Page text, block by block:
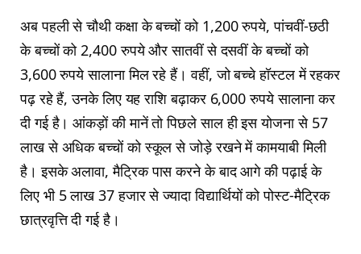
अब पहली से चौथी कक्षा के बच्चों को 1,200 रुपये, पांचवीं-छठी
के बच्चों को 2,400 रुपये और सातवीं से दसवीं के बच्चों को
3,600 रुपये सालाना मिल रहे हैं। वहीं, जो बच्चे हॉस्टल में रहकर
पढ़ रहे हैं, उनके लिए यह राशि बढ़ाकर 6,000 रुपये सालाना कर
दी गई है। आंकड़ों की मानें तो पिछले साल ही इस योजना से 57
लाख से अधिक बच्चों को स्कूल से जोड़े रखने में कामयाबी मिली
है। इसके अलावा, मैट्रिक पास करने के बाद आगे की पढ़ाई के
लिए भी 5 लाख 37 हजार से ज्यादा विद्यार्थियों को पोस्ट-मैट्रिक
छात्रवृत्ति दी गई है।